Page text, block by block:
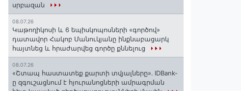
սրբազան
08.07.26
️Կաթողիկոսի և 6 եպիսկոպոսների «գործով»
դատավոր Հակոբ Մանուկյանը ինքնաբացարկ
հայտնեց և հրաժարվեց գործը քննելուց
08.07.26
«Շտապ հաստատեք քարտի տվյալները»․ IDBank-
ը զգուշացնում է հյուրանոցների ամրագրման